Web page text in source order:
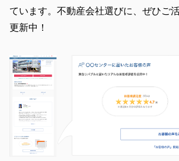
ています。不動産会社選びに、ぜひご
更新中！